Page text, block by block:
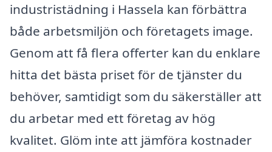
industristädning i Hassela kan förbättra
både arbetsmiljön och företagets image.
Genom att få flera offerter kan du enklare
hitta det bästa priset för de tjänster du
behöver, samtidigt som du säkerställer att
du arbetar med ett företag av hög
kvalitet. Glöm inte att jämföra kostnader